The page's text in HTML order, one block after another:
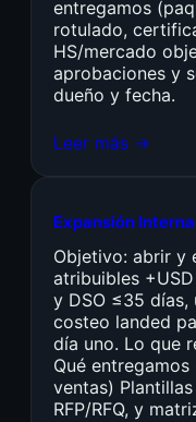
entregamos
rotulado,
HS/mercado
aprobaciones y
dueño y fecha.
Leer más →
Expansión
Objetivo: abrir y
atribuibles
y DSO ≤35
costeo landed
día uno. Lo que
Qué
ventas)
RFP/RFQ, y